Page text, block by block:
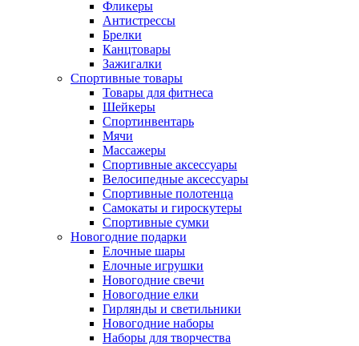
Фликеры
Антистрессы
Брелки
Канцтовары
Зажигалки
Спортивные товары
Товары для фитнеса
Шейкеры
Спортинвентарь
Мячи
Массажеры
Спортивные аксессуары
Велосипедные аксессуары
Спортивные полотенца
Самокаты и гироскутеры
Спортивные сумки
Новогодние подарки
Елочные шары
Елочные игрушки
Новогодние свечи
Новогодние елки
Гирлянды и светильники
Новогодние наборы
Наборы для творчества